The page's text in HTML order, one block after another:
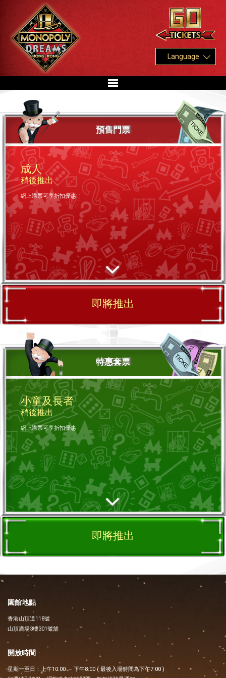
Language
預售門票
成人
稍後推出
網上購票可享折扣優惠
即將推出
特惠套票
小童及長者
稍後推出
網上購票可享折扣優惠
即將推出
園館地點
香港山頂道118號
山頂廣場3樓301號舖
開放時間
星期一至日：上午10:00 – 下午8:00 ( 最後入場時間為下午7:00 )